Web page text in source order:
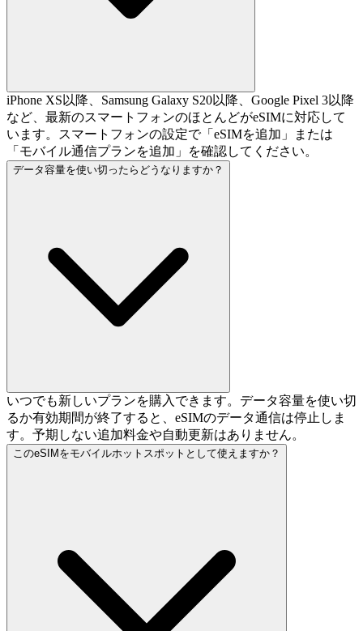
iPhone XS以降、Samsung Galaxy S20以降、Google Pixel 3以降
など、最新のスマートフォンのほとんどがeSIMに対応して
います。スマートフォンの設定で「eSIMを追加」または
「モバイル通信プランを追加」を確認してください。
データ容量を使い切ったらどうなりますか？
いつでも新しいプランを購入できます。データ容量を使い切
るか有効期間が終了すると、eSIMのデータ通信は停止しま
す。予期しない追加料金や自動更新はありません。
このeSIMをモバイルホットスポットとして使えますか？